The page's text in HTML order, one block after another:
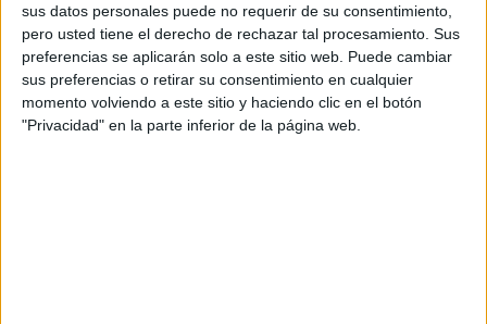
sus datos personales puede no requerir de su consentimiento,
pero usted tiene el derecho de rechazar tal procesamiento. Sus
preferencias se aplicarán solo a este sitio web. Puede cambiar
sus preferencias o retirar su consentimiento en cualquier
momento volviendo a este sitio y haciendo clic en el botón
"Privacidad" en la parte inferior de la página web.
Unificación de Datos del Cliente: Un
excelente servicio al cliente comienza
con datos de calidad
Cuanto más conocimiento tengan las empresas